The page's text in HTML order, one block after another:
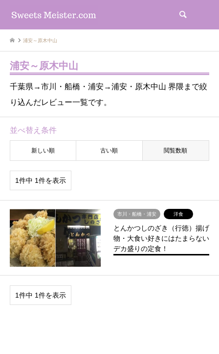
浦安～原木中山
浦安～原木中山
千葉県→市川・船橋・浦安→浦安・原木中山 界隈まで絞
り込んだレビュー一覧です。
並べ替え条件
新しい順 古い順 閲覧数順
1件中 1件を表示
市川・船橋・浦安 洋食
とんかつしのざき（行徳）揚げ
物・大食い好きにはたまらない
デカ盛りの定食！
1件中 1件を表示